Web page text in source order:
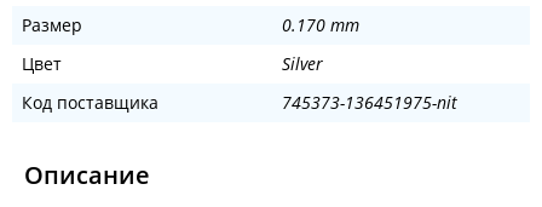
Размер
0.170 mm
Цвет
Silver
Код поставщика
745373-136451975-nit
Описание